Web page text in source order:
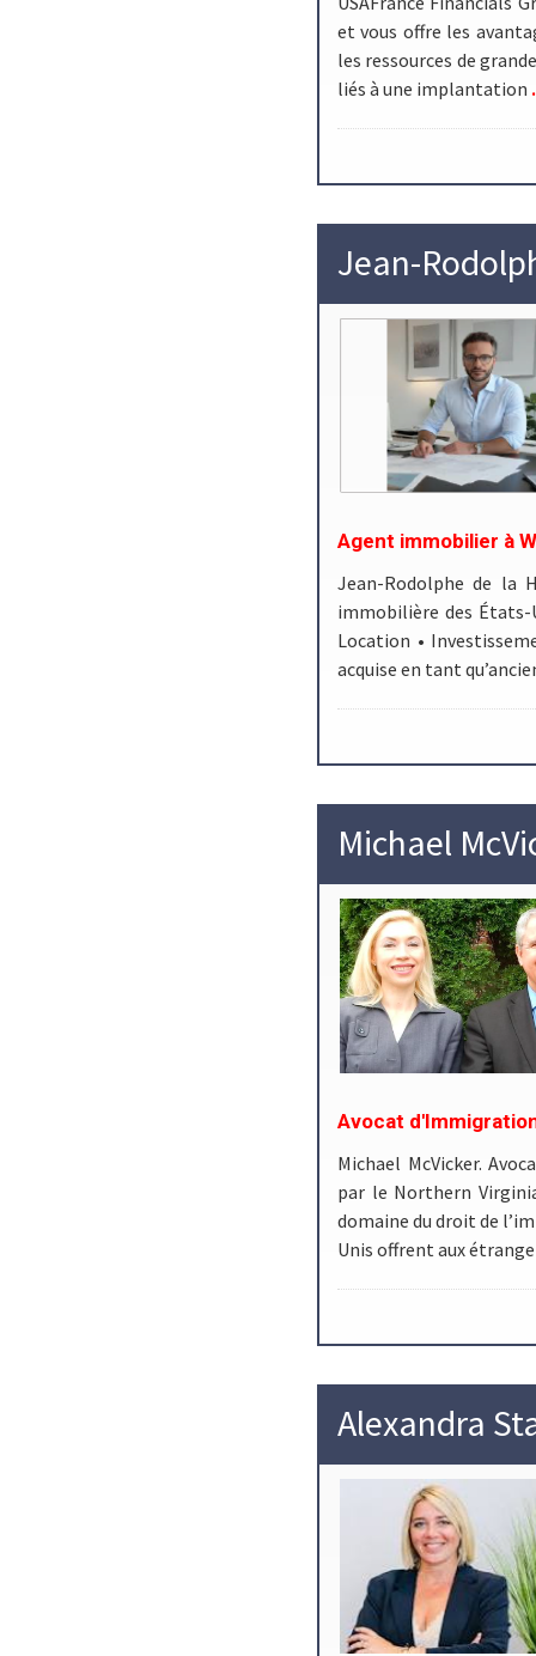
et vous offre les
les ressources de
liés à une implantation
Jean-
Agent immobilier à
Jean-Rodolphe de la
immobilière des États-
Location •
acquise en tant
Michael
Avocat
Michael McVicker.
par le Northern
domaine du droit de
Unis offrent aux
Alexandra